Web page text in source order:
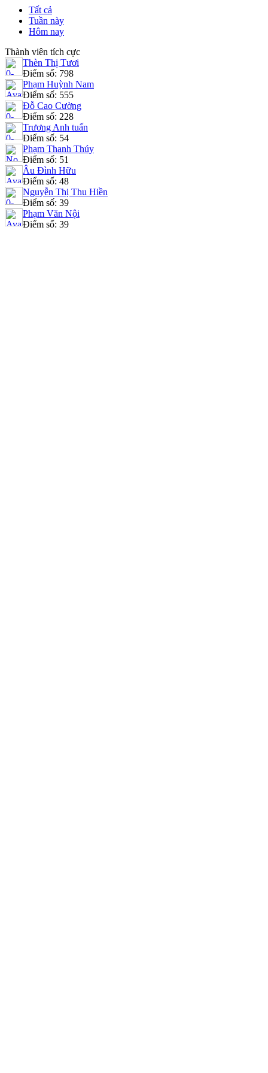
Tất cả
Tuần này
Hôm nay
Thành viên tích cực
Thèn Thị Tươi
Điểm số: 798
Phạm Huỳnh Nam
Điểm số: 555
Đỗ Cao Cường
Điểm số: 228
Trương Anh tuấn
Điểm số: 54
Phạm Thanh Thúy
Điểm số: 51
Âu Đình Hữu
Điểm số: 48
Nguyễn Thị Thu Hiền
Điểm số: 39
Phạm Văn Nội
Điểm số: 39